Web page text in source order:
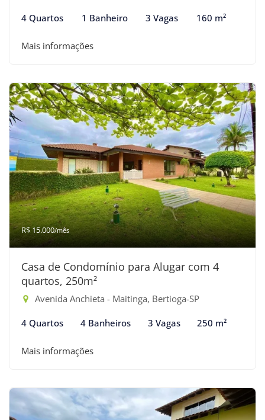
4 Quartos 1 Banheiro 3 Vagas 160 m²
Mais informações
R$ 15.000/mês
Casa de Condomínio para Alugar com 4
quartos, 250m²
Avenida Anchieta - Maitinga, Bertioga-SP
4 Quartos 4 Banheiros 3 Vagas 250 m²
Mais informações